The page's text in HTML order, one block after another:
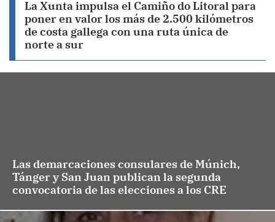
La Xunta impulsa el Camiño do Litoral para
poner en valor los más de 2.500 kilómetros
de costa gallega con una ruta única de
norte a sur
Las demarcaciones consulares de Múnich,
Tánger y San Juan publican la segunda
convocatoria de las elecciones a los CRE